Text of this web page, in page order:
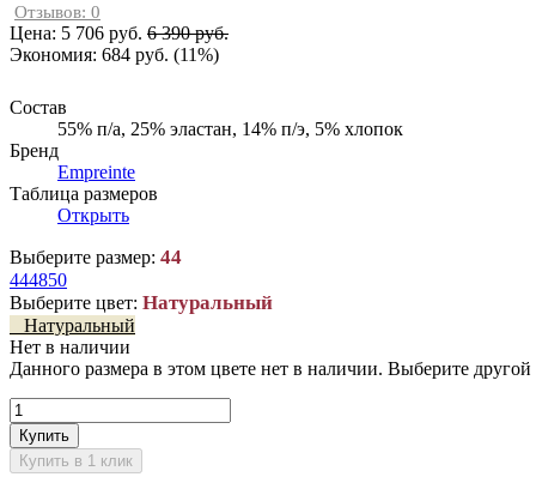
Отзывов: 0
Цена: 5 706 руб. 6 390 руб.
Экономия: 684 руб. (11%)
Состав
55% п/а, 25% эластан, 14% п/э, 5% хлопок
Бренд
Empreinte
Таблица размеров
Открыть
Выберите размер: 44
444850
Выберите цвет: Натуральный
Натуральный
Нет в наличии
Данного размера в этом цвете нет в наличии. Выберите другой
Купить